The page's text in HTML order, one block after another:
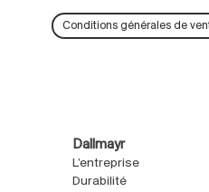
Conditions générales de
Dallmayr
L’entreprise
Durabilité